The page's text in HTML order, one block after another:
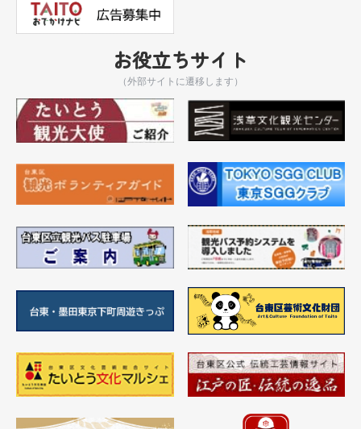
お役立ちサイト
（外部サイトに遷移します）